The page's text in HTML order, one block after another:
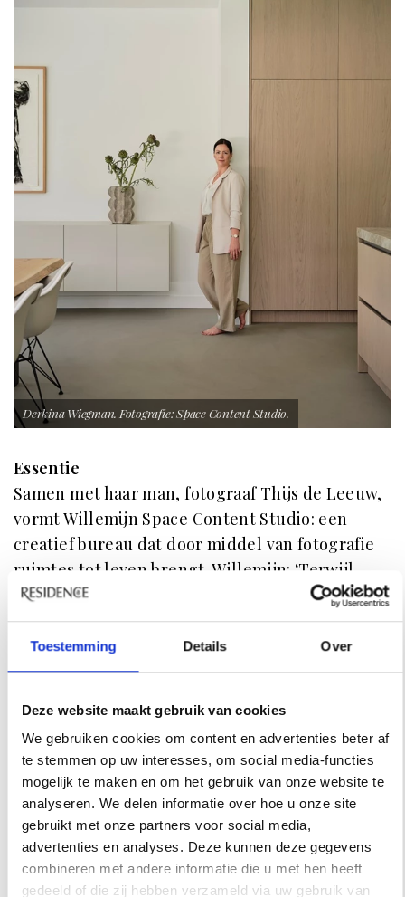
Toestemming Details Over
Deze website maakt gebruik van cookies
We gebruiken cookies om content en advertenties beter af
te stemmen op uw interesses, om social media-functies
mogelijk te maken en om het gebruik van onze website te
analyseren. We delen informatie over hoe u onze site
gebruikt met onze partners voor social media,
advertenties en analyses. Deze kunnen deze gegevens
combineren met andere informatie die u met hen heeft
gedeeld of die zij hebben verzameld via uw gebruik van
Derkina Wiegman. Fotografie: Space Content Studio.
Essentie
Samen met haar man, fotograaf Thijs de Leeuw,
vormt Willemijn Space Content Studio: een
creatief bureau dat door middel van fotografie
ruimtes tot leven brengt. Willemijn: ‘Terwijl
Thijs door de lens kijkt, zoek ik naar de beste
hoeken om de ware essentie van een ruimte te
onthullen.’ Het vak van een interieurfotograaf is
een ambacht op zich en Willemijn en Thijs
scene rekenen. ‘Je hebt veel oog voor detail
nodig om de unieke sfeer die een ruimte
uitstraalt echt goed te vangen. Dat begint bij het
begrijpen van de ontwerper en komt tot leven in
de manier waarop het interieur vastgelegd
wordt.'